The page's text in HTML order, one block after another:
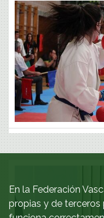
CAMPEONATO
COPA DE
...
Ver galería
En la Federación
propias y de terceros